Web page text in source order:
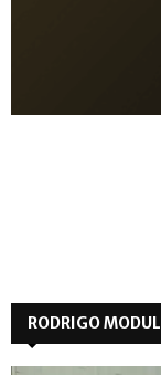
RODRIGO